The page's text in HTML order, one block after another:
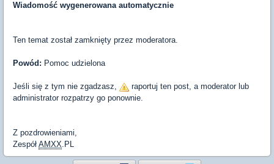
Wiadomość wygenerowana automatycznie
Ten temat został zamknięty przez moderatora.
Powód: Pomoc udzielona
Jeśli się z tym nie zgadzasz,
raportuj ten post, a moderator lub
administrator rozpatrzy go ponownie.
Z pozdrowieniami,
Zespół AMXX.PL